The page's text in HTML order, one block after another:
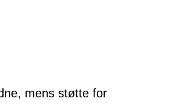
mens støtte for